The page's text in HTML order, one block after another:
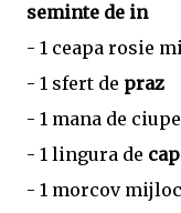
seminte de in
- 1 ceapa rosie
- 1 sfert de praz
- 1 mana de
- 1 lingura de
- 1 morcov